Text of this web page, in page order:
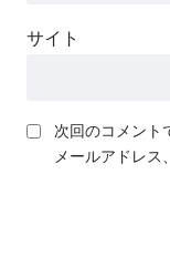
サイト
次回のコメント
メールアドレス